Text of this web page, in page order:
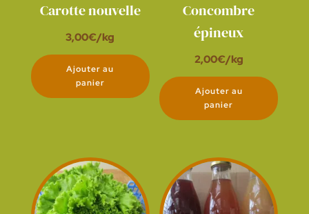
Carotte nouvelle
3,00€/kg
Ajouter au
panier
Concombre
épineux
2,00€/kg
Ajouter au
panier